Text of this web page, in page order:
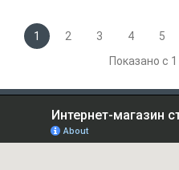
1 2 3 4 5
Показано с